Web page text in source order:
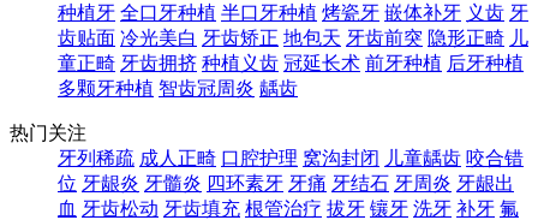
种植牙 全口牙种植 半口牙种植 烤瓷牙 嵌体补牙 义齿 牙
齿贴面 冷光美白 牙齿矫正 地包天 牙齿前突 隐形正畸 儿
童正畸 牙齿拥挤 种植义齿 冠延长术 前牙种植 后牙种植
多颗牙种植 智齿冠周炎 龋齿
热门关注
牙列稀疏 成人正畸 口腔护理 窝沟封闭 儿童龋齿 咬合错
位 牙龈炎 牙髓炎 四环素牙 牙痛 牙结石 牙周炎 牙龈出
血 牙齿松动 牙齿填充 根管治疗 拔牙 镶牙 洗牙 补牙 氟